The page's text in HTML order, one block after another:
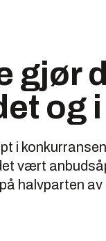
gjør
og
i
vært
halvparten av